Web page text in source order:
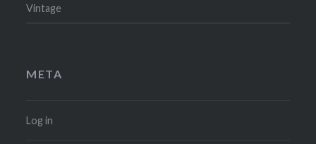
Vintage
META
Log in